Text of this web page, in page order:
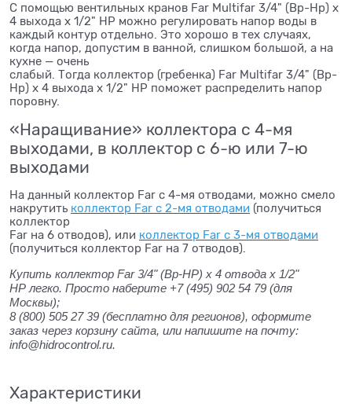
С помощью вентильных кранов Far Multifar 3/4" (Вр-Нр) х
4 выхода х 1/2" НР можно регулировать напор воды в
каждый контур отдельно. Это хорошо в тех случаях,
когда напор, допустим в ванной, слишком большой, а на
кухне — очень
слабый. Тогда коллектор (гребенка) Far Multifar 3/4" (Вр-
Нр) х 4 выхода х 1/2" НР поможет распределить напор
поровну.
«Наращивание» коллектора с 4-мя
выходами, в коллектор с 6-ю или 7-ю
выходами
На данный коллектор Far с 4-мя отводами, можно смело
накрутить коллектор Far с 2-мя отводами (получиться
коллектор
Far на 6 отводов), или коллектор Far с 3-мя отводами
(получиться коллектор Far на 7 отводов).
Купить коллектор Far 3/4" (Вр-НР) х 4 отвода х 1/2"
НР легко. Просто наберите +7 (495) 902 54 79 (для
Москвы);
8 (800) 505 27 39 (бесплатно для регионов), оформите
заказ через корзину сайта, или напишите на почту:
info@hidrocontrol.ru.
Характеристики